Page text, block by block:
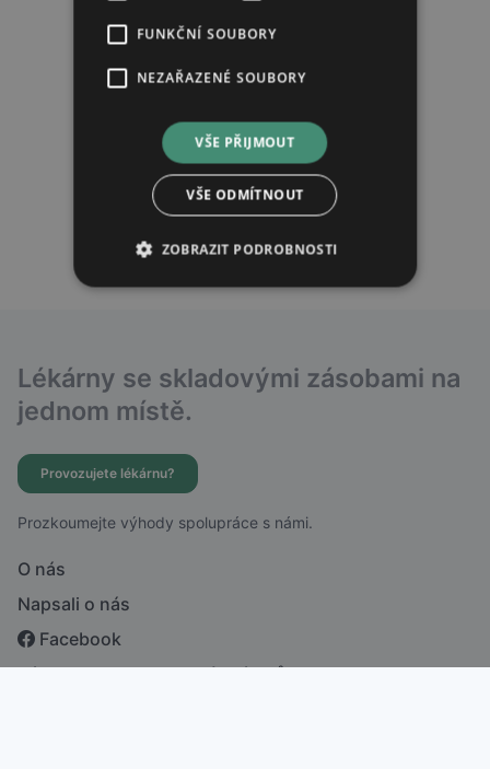
hlídat náhrady léku (alternativy)
slevové nabídky a novinky
zpracování osobních údajů.
Seznámil/a jsem se se zásadami zpracování osobních údajů
Lékárny se skladovými zásobami na
jednom místě.
Provozujete lékárnu?
Prozkoumejte výhody spolupráce s námi.
O nás
Napsali o nás
Facebook
Zásady ochrany osobních údajů
FUNKČNÍ SOUBORY
NEZAŘAZENÉ SOUBORY
VŠE PŘIJMOUT
VŠE ODMÍTNOUT
ZOBRAZIT PODROBNOSTI